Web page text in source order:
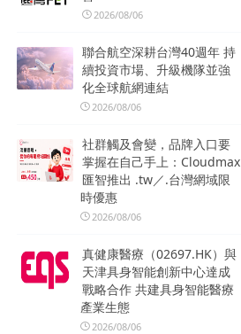
2026/08/06
聯合航空深耕台灣40週年 持
續投資市場、升級機隊並強
化全球航網連結
2026/08/06
社群觸及會變，品牌入口要
掌握在自己手上：Cloudmax
匯智推出 .tw／.台灣網域限
時優惠
2026/08/06
真健康醫療（02697.HK）與
天津具身智能創新中心達成
戰略合作 共建具身智能醫療
產業生態
2026/08/06